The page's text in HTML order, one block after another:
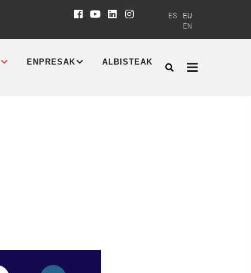
EU
ES
EN
ENPRESAK ALBISTEAK